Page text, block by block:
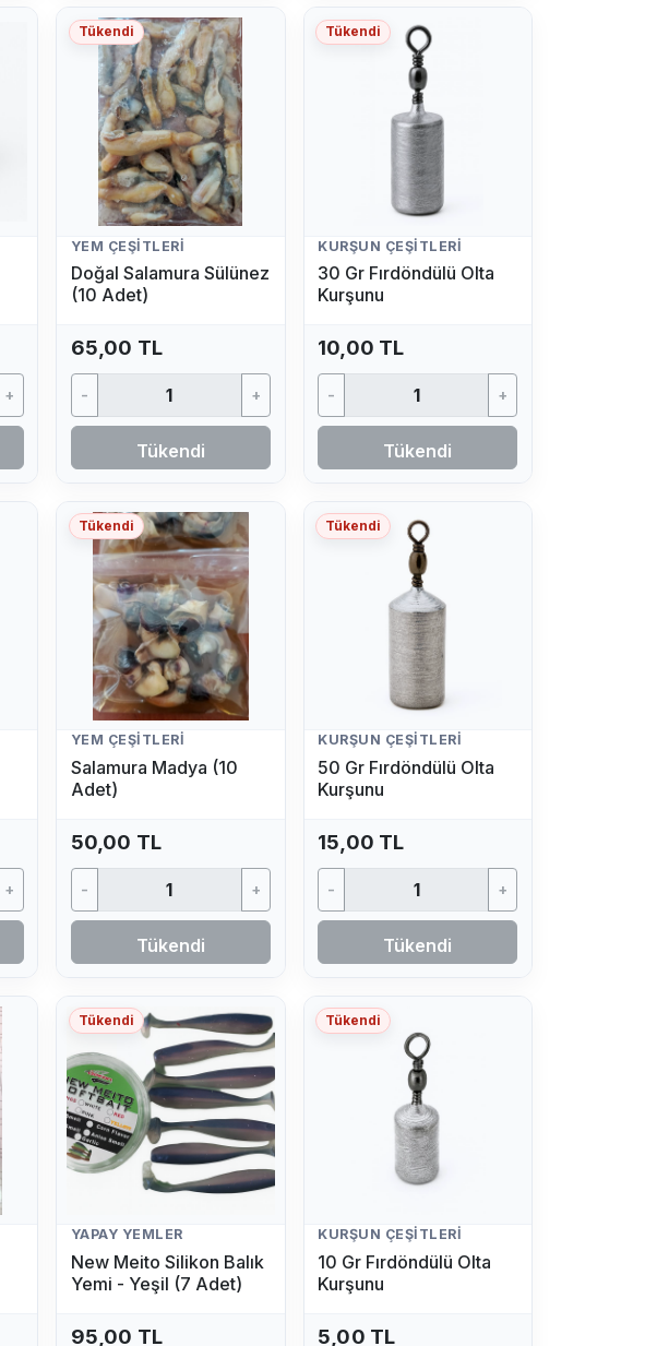
+
Tükendi
YEM ÇEŞITLERI
Doğal Salamura Sülünez
(10 Adet)
65,00 TL
- +
Tükendi
Tükendi
KURŞUN ÇEŞITLERI
30 Gr Fırdöndülü Olta
Kurşunu
10,00 TL
- +
Tükendi
+
Tükendi
YEM ÇEŞITLERI
Salamura Madya (10
Adet)
50,00 TL
- +
Tükendi
Tükendi
KURŞUN ÇEŞITLERI
50 Gr Fırdöndülü Olta
Kurşunu
15,00 TL
- +
Tükendi
Tükendi
YAPAY YEMLER
New Meito Silikon Balık
Yemi - Yeşil (7 Adet)
95,00 TL
Tükendi
KURŞUN ÇEŞITLERI
10 Gr Fırdöndülü Olta
Kurşunu
5,00 TL